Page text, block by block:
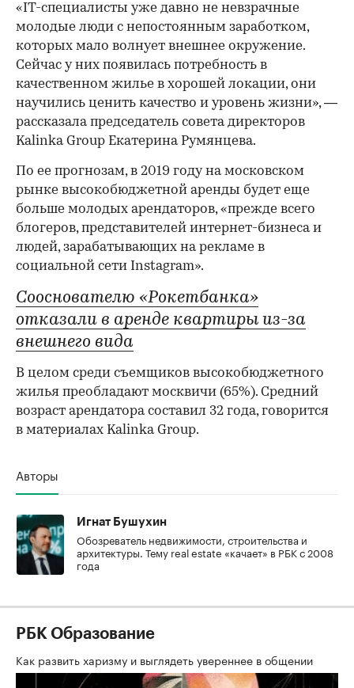
«IT-специалисты уже давно не невзрачные
молодые люди с непостоянным заработком,
которых мало волнует внешнее окружение.
Сейчас у них появилась потребность в
качественном жилье в хорошей локации, они
научились ценить качество и уровень жизни», —
рассказала председатель совета директоров
Kalinka Group Екатерина Румянцева.
По ее прогнозам, в 2019 году на московском
рынке высокобюджетной аренды будет еще
больше молодых арендаторов, «прежде всего
блогеров, представителей интернет-бизнеса и
людей, зарабатывающих на рекламе в
социальной сети Instagram».
Сооснователю «Рокетбанка»
отказали в аренде квартиры из-за
внешнего вида
В целом среди съемщиков высокобюджетного
жилья преобладают москвичи (65%). Средний
возраст арендатора составил 32 года, говорится
в материалах Kalinka Group.
Авторы
Игнат Бушухин
Обозреватель недвижимости, строительства и
архитектуры. Тему real estate «качает» в РБК с 2008
года
РБК Образование
Как развить харизму и выглядеть увереннее в общении